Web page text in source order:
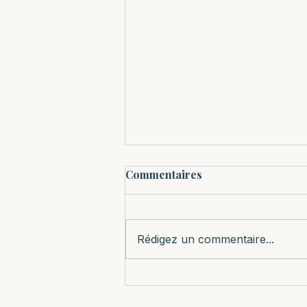
LudiPsy : La psychologie
Commentaires
Rédigez un commentaire...